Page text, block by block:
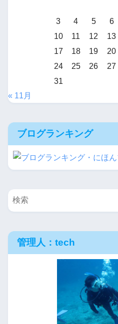
3
4 5 6
10
11 12 13
17
18 19 20
24
25 26 27
31
« 11月
ブログランキング
管理人：tech